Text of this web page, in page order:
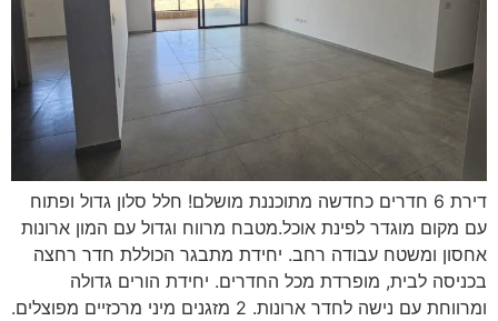
דירת 6 חדרים כחדשה מתוכננת מושלם! חלל סלון גדול ופתוח
עם מקום מוגדר לפינת אוכל.מטבח מרווח וגדול עם המון ארונות
אחסון ומשטח עבודה רחב. יחידת מתבגר הכוללת חדר רחצה
בכניסה לבית, מופרדת מכל החדרים. יחידת הורים גדולה
ומרווחת עם נישה לחדר ארונות. 2 מזגנים מיני מרכזיים מפוצלים.